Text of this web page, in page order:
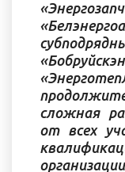
сложная
от всех